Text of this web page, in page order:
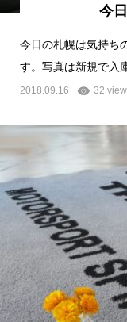
今
今日の札幌は気持ち
す。写真は新規で入
2018.09.16 32 view